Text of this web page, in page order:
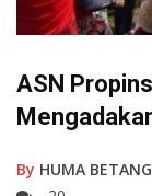
ASN
By HUMA BETANG